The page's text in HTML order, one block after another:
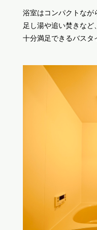
浴室はコンパクトなが
足し湯や追い焚きなど
十分満足できるバスタ